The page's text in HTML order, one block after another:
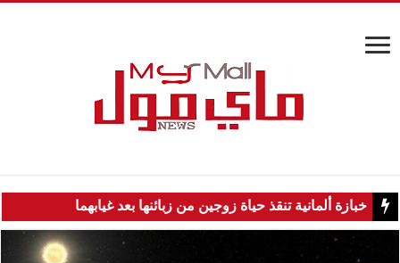
خبازة ألمانية تنقذ حياة زوجين من زبائنها بعد غيابهما